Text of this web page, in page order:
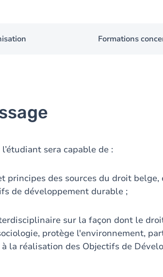
Formations
sera capable de :
principes des sources du droit belge,
de développement durable ;
sur la façon dont le
protège l'environnement,
la réalisation des Objectifs de